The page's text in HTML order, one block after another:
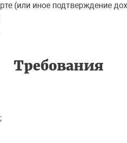
(или иное подтверждение
Требования